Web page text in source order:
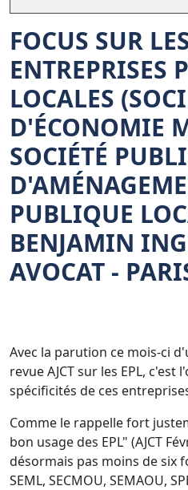
FOCUS SUR
ENTREPRISES
LOCALES
D'ÉCONOMIE
SOCIÉTÉ
PUBLIQUE
BENJAMIN
AVOCAT -
Avec la parution ce mois-ci
revue AJCT sur les EPL,
spécificités de ces
Comme le rappelle fort
bon usage des EPL" (AJCT
désormais pas moins de six
SEML, SECMOU, SEMAOU,